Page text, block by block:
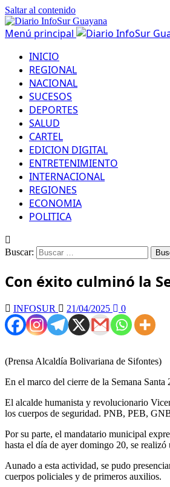
Saltar al contenido
Menú principal
INICIO
REGIONAL
NACIONAL
SUCESOS
DEPORTES
SALUD
CARTEL
EDICION DIGITAL
ENTRETENIMIENTO
INTERNACIONAL
REGIONES
ECONOMIA
POLITICA
Buscar:
Con éxito culminó la
INFOSUR 21/04/2025 0
(Prensa Alcaldía Bolivariana de Sifontes)
En el marco del cierre de la Semana
El alcalde humanista y revolucionario
los cuerpos de seguridad. PNB, PEB,
Por su parte, el mandatario municipal
hasta el día de ayer domingo 20, se
Aunado a esta actividad, se pudo
cuerpos policiales y de primeros auxilios.